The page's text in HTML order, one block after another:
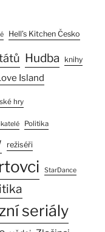
Hell’s Kitchen Česko
Hudba knihy
Island
hry
Politika
režiséři
StarDance
seriály